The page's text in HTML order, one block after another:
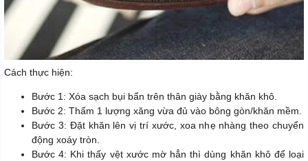
Cách thực hiện:
Bước 1: Xóa sạch bụi bẩn trên thân giày bằng khăn khô.
Bước 2: Thấm 1 lượng xăng vừa đủ vào bông gòn/khăn mềm.
Bước 3: Đặt khăn lên vị trí xước, xoa nhẹ nhàng theo chuyển
động xoáy tròn.
Bước 4: Khi thấy vệt xước mờ hẳn thì dùng khăn khô để loại